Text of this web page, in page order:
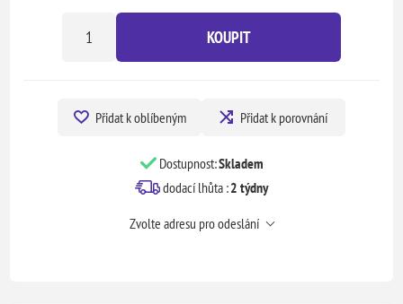
KOUPIT
Přidat k oblíbeným Přidat k porovnání
Dostupnost:Skladem
dodací lhůta :2 týdny
Zvolte adresu pro odeslání